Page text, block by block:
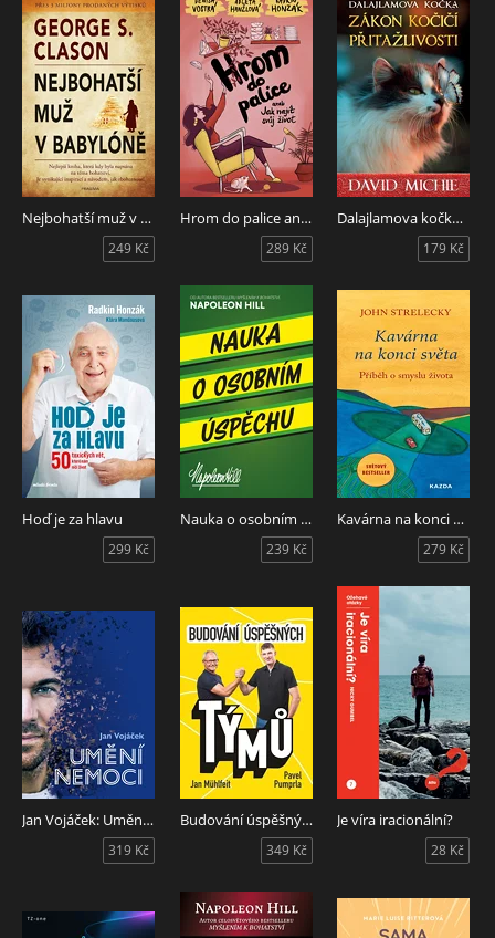
Nejbohatší muž v Babylóně
249 Kč
Hrom do palice aneb Jak najít svůj život
289 Kč
Dalajlamova kočka - Zákon kočičí přitažlivosti
179 Kč
Hoď je za hlavu
299 Kč
Nauka o osobním úspěchu
239 Kč
Kavárna na konci světa
279 Kč
Jan Vojáček: Umění nemoci
319 Kč
Budování úspěšných týmů
349 Kč
Je víra iracionální?
28 Kč